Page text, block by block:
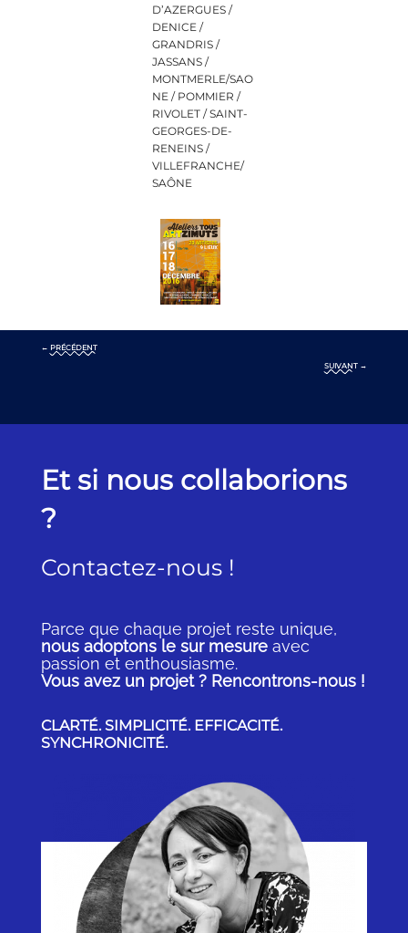
D’AZERGUES /
DENICE /
GRANDRIS /
JASSANS /
MONTMERLE/SAO
NE / POMMIER /
RIVOLET / SAINT-
GEORGES-DE-
RENEINS /
VILLEFRANCHE/
SAÔNE
← PRÉCÉDENT
SUIVANT →
Et si nous collaborions
?
Contactez-nous !
Parce que chaque projet reste unique,
nous adoptons le sur mesureavec
passion et enthousiasme.
Vous avez un projet ? Rencontrons-nous !
CLARTÉ. SIMPLICITÉ. EFFICACITÉ.
SYNCHRONICITÉ.